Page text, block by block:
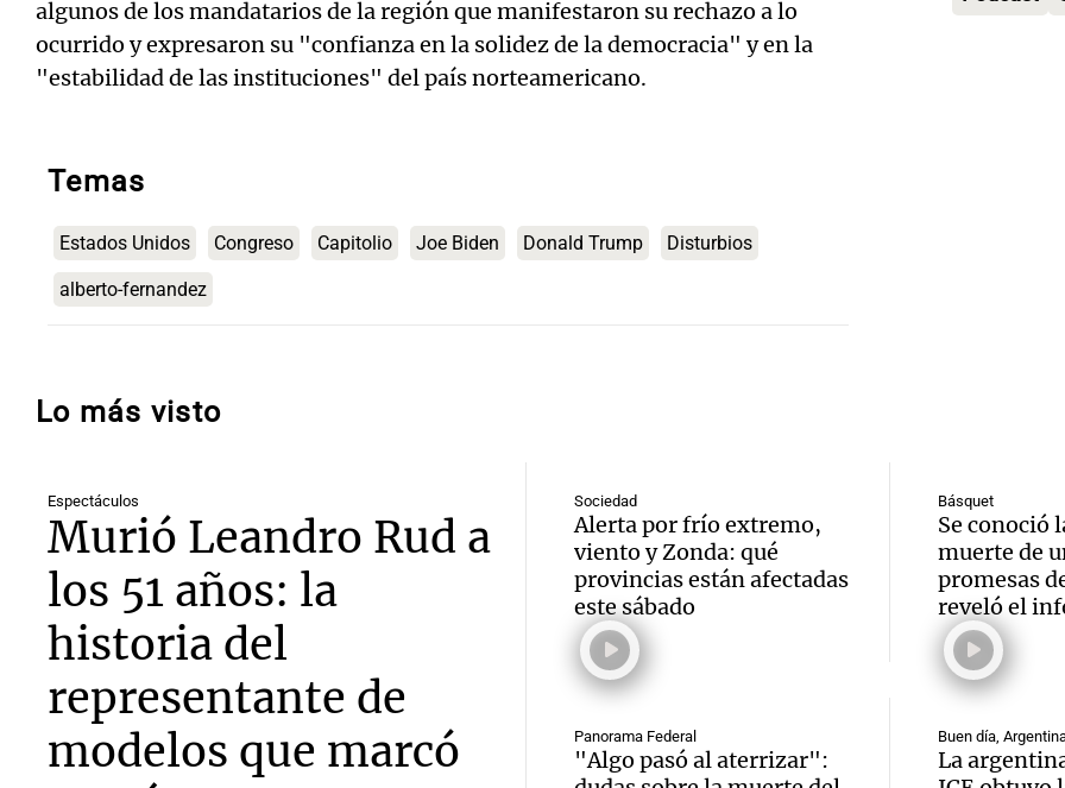
algunos de los mandatarios de la región que manifestaron su rechazo a lo
ocurrido y expresaron su "confianza en la solidez de la democracia" y en la
"estabilidad de las instituciones" del país norteamericano.
Temas
Estados Unidos Congreso Capitolio Joe Biden Donald Trump Disturbios
alberto-fernandez
Audio.
Episodios
"En
todos
algo
Una
Episodios
del
ideal:
día ?
Audio.
Jorge
Una
Audio.
a los
lucha
Lo más visto
Espectáculos
Murió Leandro Rud a
los 51 años: la
historia del
representante de
modelos que marcó
Sociedad
Alerta por frío extremo,
viento y Zonda: qué
provincias están afectadas
este sábado
Básquet
Se conoció
muerte de
promesas
reveló el
Panorama Federal
"Algo pasó al aterrizar":
Buen día,
La